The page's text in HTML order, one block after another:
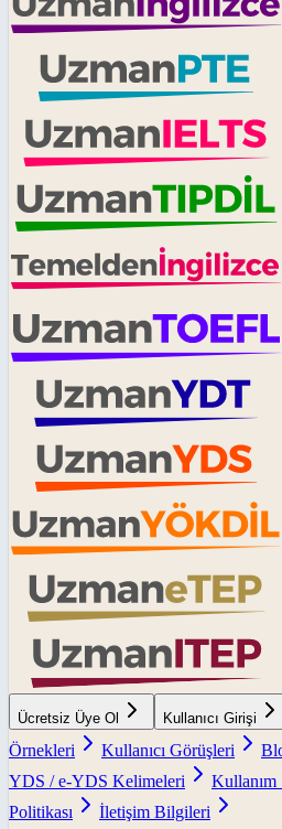
Ücretsiz Üye Ol Kullanıcı Girişi
Örnekleri
Kullanıcı Görüşleri
YDS / e-YDS Kelimeleri
Kullanım
Politikası
İletişim Bilgileri